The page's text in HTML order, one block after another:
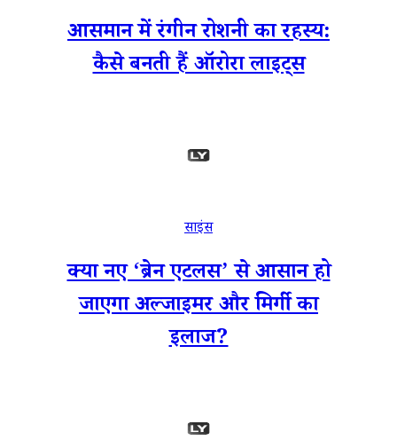
आसमान में रंगीन रोशनी का रहस्य:
कैसे बनती हैं ऑरोरा लाइट्स
साइंस
क्या नए ‘ब्रेन एटलस’ से आसान हो
जाएगा अल्जाइमर और मिर्गी का
इलाज?